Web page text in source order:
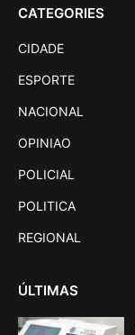
CATEGORIES
CIDADE
ESPORTE
NACIONAL
OPINIAO
POLICIAL
POLITICA
REGIONAL
ÚLTIMAS